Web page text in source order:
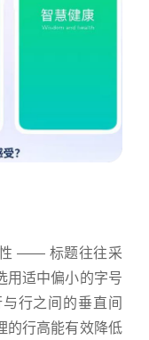
性 —— 标题往往采
用适中偏小的字号
行之间的垂直间
的行高能有效降低